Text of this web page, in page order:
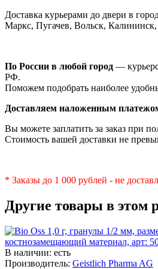
Доставка курьерами до двери в
Маркс, Пугачев, Вольск,
По России в любой город —
РФ.
Поможем подобрать наиболее
Доставляем наложенным
Вы можете заплатить за заказ при
Стоимость вашей доставки не
* Заказы до 1 000 рублей - не
Другие товары в этом
В наличии: есть
Производитель: Geistlich Pharma AG